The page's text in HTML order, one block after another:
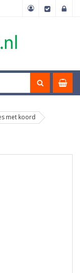
met koord